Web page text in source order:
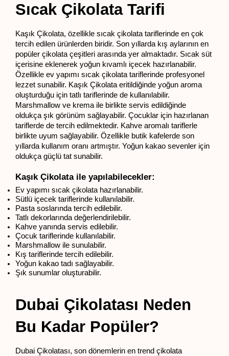
Sıcak Çikolata Tarifi
Kaşık Çikolata, özellikle sıcak çikolata tariflerinde en çok
tercih edilen ürünlerden biridir. Son yıllarda kış aylarının en
popüler çikolata çeşitleri arasında yer almaktadır. Sıcak süt
içerisine eklenerek yoğun kıvamlı içecek hazırlanabilir.
Özellikle ev yapımı sıcak çikolata tariflerinde profesyonel
lezzet sunabilir. Kaşık Çikolata eritildiğinde yoğun aroma
oluşturduğu için tatlı tariflerinde de kullanılabilir.
Marshmallow ve krema ile birlikte servis edildiğinde
oldukça şık görünüm sağlayabilir. Çocuklar için hazırlanan
tariflerde de tercih edilmektedir. Kahve aromalı tariflerle
birlikte uyum sağlayabilir. Özellikle butik kafelerde son
yıllarda kullanım oranı artmıştır. Yoğun kakao sevenler için
oldukça güçlü tat sunabilir.
Kaşık Çikolata ile yapılabilecekler:
Ev yapımı sıcak çikolata hazırlanabilir.
Sütlü içecek tariflerinde kullanılabilir.
Pasta soslarında tercih edilebilir.
Tatlı dekorlarında değerlendirilebilir.
Kahve yanında servis edilebilir.
Çocuk tariflerinde kullanılabilir.
Marshmallow ile sunulabilir.
Kış tariflerinde tercih edilebilir.
Yoğun kakao tadı sağlayabilir.
Şık sunumlar oluşturabilir.
Dubai Çikolatası Neden
Bu Kadar Popüler?
Dubai Çikolatası, son dönemlerin en trend çikolata